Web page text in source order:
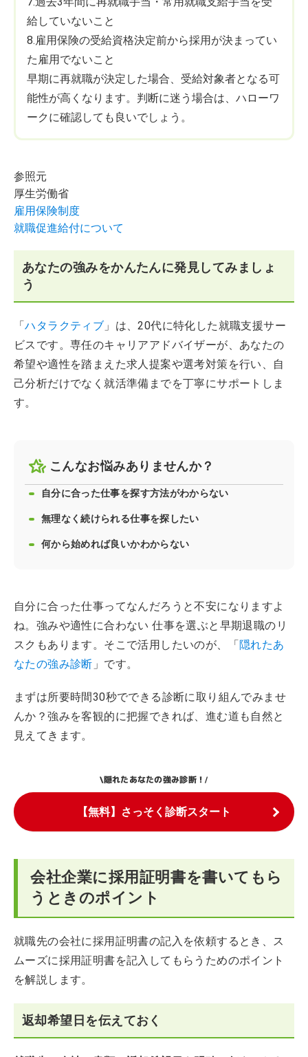
給していないこと
8.雇用保険の受給資格決定前から採用が決まってい
た雇用でないこと
早期に再就職が決定した場合、受給対象者となる可
能性が高くなります。判断に迷う場合は、ハローワ
ークに確認しても良いでしょう。
参照元
厚生労働省
雇用保険制度
就職促進給付について
あなたの強みをかんたんに発見してみましょ
う
「ハタラクティブ 」は、20代に特化した就職支援サー
ビスです。専任のキャリアアドバイザーが、あなたの
希望や適性を踏まえた求人提案や選考対策を行い、自
己分析だけでなく就活準備までを丁寧にサポートしま
す。
こんなお悩みありませんか？
自分に合った仕事を探す方法がわからない
無理なく続けられる仕事を探したい
何から始めれば良いかわからない
自分に合った仕事ってなんだろうと不安になりますよ
ね。強みや適性に合わない 仕事を選ぶと早期退職のリ
スクもあります。そこで活用したいのが、「隠れたあ
なたの強み診断 」です。
まずは所要時間30秒でできる診断に取り組んでみませ
んか？強みを客観的に把握できれば、進む道も自然と
見えてきます。
\隠れたあなたの強み診断！/
【無料】さっそく診断スタート
会社企業に採用証明書を書いてもら
うときのポイント
就職先の会社に採用証明書の記入を依頼するとき、ス
ムーズに採用証明書を記入してもらうためのポイント
を解説します。
返却希望日を伝えておく